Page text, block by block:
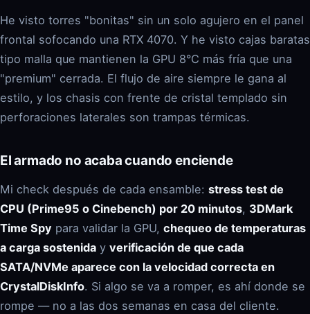
He visto torres "bonitas" sin un solo agujero en el panel
frontal sofocando una RTX 4070. Y he visto cajas baratas
tipo malla que mantienen la GPU 8°C más fría que una
"premium" cerrada. El flujo de aire siempre le gana al
estilo, y los chasis con frente de cristal templado sin
perforaciones laterales son trampas térmicas.
El armado no acaba cuando enciende
Mi check después de cada ensamble: stress test de
CPU (Prime95 o Cinebench) por 20 minutos, 3DMark
Time Spy para validar la GPU, chequeo de temperaturas
a carga sostenida y verificación de que cada
SATA/NVMe aparece con la velocidad correcta en
CrystalDiskInfo. Si algo se va a romper, es ahí donde se
rompe — no a las dos semanas en casa del cliente.